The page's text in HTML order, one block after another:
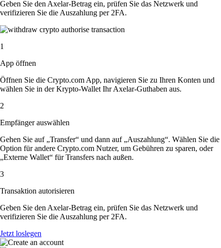
Geben Sie den Axelar-Betrag ein, prüfen Sie das Netzwerk und
verifizieren Sie die Auszahlung per 2FA.
1
App öffnen
Öffnen Sie die Crypto.com App, navigieren Sie zu Ihren Konten und
wählen Sie in der Krypto-Wallet Ihr Axelar-Guthaben aus.
2
Empfänger auswählen
Gehen Sie auf „Transfer“ und dann auf „Auszahlung“. Wählen Sie die
Option für andere Crypto.com Nutzer, um Gebühren zu sparen, oder
„Externe Wallet“ für Transfers nach außen.
3
Transaktion autorisieren
Geben Sie den Axelar-Betrag ein, prüfen Sie das Netzwerk und
verifizieren Sie die Auszahlung per 2FA.
Jetzt loslegen